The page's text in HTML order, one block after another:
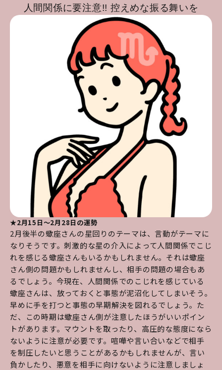
人間関係に要注意!! 控えめな振る舞いを
★2月15日～2月28日の運勢
2月後半の蠍座さんの星回りのテーマは、言動がテーマに
なりそうです。刺激的な星の介入によって人間関係でこじ
れを感じる蠍座さんもいるかもしれません。それは蠍座
さん側の問題かもしれませんし、相手の問題の場合もあ
るでしょう。今現在、人間関係でのこじれを感じている
蠍座さんは、放っておくと事態が泥沼化してしまいそう。
早めに手を打つと事態の早期解決を図れるでしょう。た
だ、この時期は蠍座さん側が注意したほうがいいポイン
トがあります。マウントを取ったり、高圧的な態度になら
ないように注意が必要です。喧嘩や言い合いなどで相手
を制圧したいと思うことがあるかもしれませんが、言い
負かしたり、悪意を相手に向けないように注意しましょ